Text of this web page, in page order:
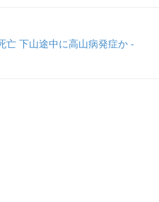
亡 下山途中に高山病発症か -